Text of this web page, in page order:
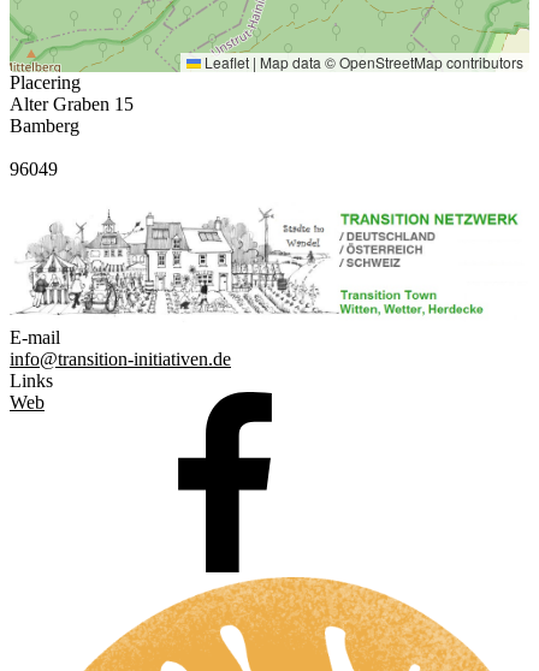
Leaflet | Map data ©OpenStreetMapcontributors
Placering
Alter Graben 15
Bamberg
96049
E-mail
info@transition-initiativen.de
Links
Web